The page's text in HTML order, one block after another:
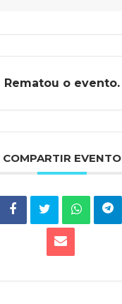
Rematou o evento.
COMPARTIR EVENTO